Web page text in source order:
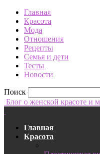
Главная
Красота
Мода
Отношения
Рецепты
Семья и дети
Тесты
Новости
Поиск
Блог о женской красоте и
Главная
Красота